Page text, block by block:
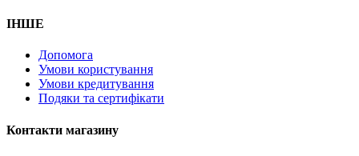
ІНШЕ
Допомога
Умови користування
Умови кредитування
Подяки та сертифікати
Контакти магазину